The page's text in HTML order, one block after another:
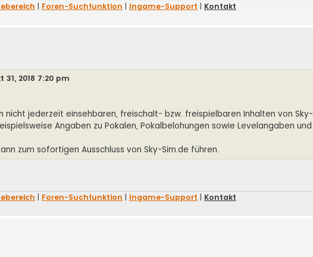
| Foren-Suchfunktion | Ingame-Support | Kontakt
31, 2018 7:20 pm
jederzeit einsehbaren, freischalt- bzw. freispielbaren Inhalten von Sky-
Angaben zu Pokalen, Pokalbelohungen sowie Levelangaben und
zum sofortigen Ausschluss von Sky-Sim.de führen.
| Foren-Suchfunktion | Ingame-Support | Kontakt